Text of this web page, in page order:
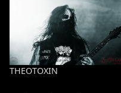
THEOTOXIN